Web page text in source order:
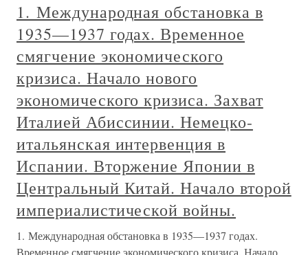
1. Международная обстановка в
1935—1937 годах. Временное
смягчение экономического
кризиса. Начало нового
экономического кризиса. Захват
Италией Абиссинии. Немецко-
итальянская интервенция в
Испании. Вторжение Японии в
Центральный Китай. Начало второй
империалистической войны.
1. Международная обстановка в 1935—1937 годах.
Временное смягчение экономического кризиса. Начало